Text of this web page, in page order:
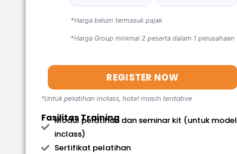
*Harga belum termasuk pajak
*Harga Group minimal 2 peserta dalam 1 perusahaan
REGISTER NOW
*Untuk pelatihan inclass, hotel masih tentative
Fasilitas Training
Modul pelatihan dan seminar kit (untuk model
inclass)
Sertifikat pelatihan